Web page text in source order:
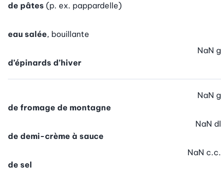
de pâtes (p. ex. pappardelle)
eau salée, bouillante
d’épinards d’hiver
NaN g
de fromage de montagne
NaN g
de demi-crème à sauce
NaN dl
de sel
NaN c.c.